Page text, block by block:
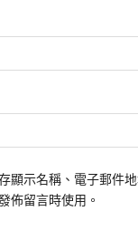
顯示名稱、電子郵件
佈留言時使用。